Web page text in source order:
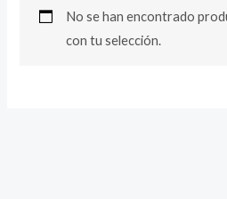
No se han encontrado
con tu selección.